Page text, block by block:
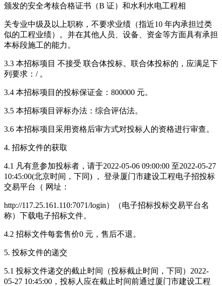
颁发的安全考核合格证书（B 证）和水利水电工程相
关专业中级及以上职称，不要求业绩（指近10 年内承担过类
似的工程业绩）。并在其他人员、设备、资金等方面具有承担
本标段施工的能力。
3.3 本招标项目 不接受 联合体投标。联合体投标的，应满足下
列要求：/ 。
3.4 本招标项目的投标保证金：800000 元。
3.5 本招标项目评标办法：综合评估法。
3.6 本招标项目采用资格后审方式对投标人的资格进行审查。
4. 招标文件的获取
4.1 凡有意参加投标者，请于2022-05-06 09:00:00 至2022-05-27
10:45:00(北京时间，下同) ， 登录厦门市建设工程电子招投标
交易平台（ 网址：
http://117.25.161.110:7071/login）（电子招标投标交易平台名
称）下载电子招标文件。
4.2 招标文件每套售价0 元，售后不退。
5. 投标文件的递交
5.1 投标文件递交的截止时间（投标截止时间，下同）2022-
05-27 10:45:00，投标人应在截止时间前通过厦门市建设工程